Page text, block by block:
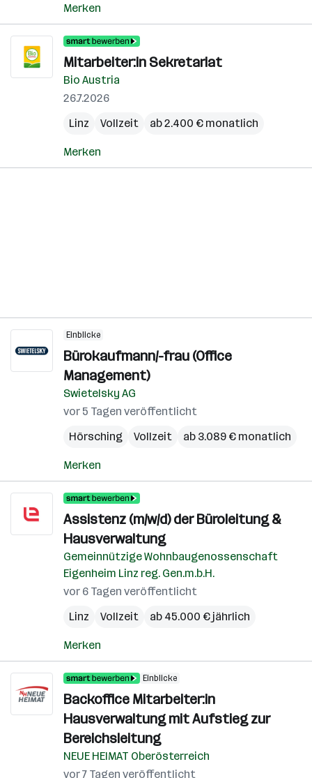
Merken
Mitarbeiter:in Sekretariat
Bio Austria
26.7.2026
Linz
Vollzeit ab 2.400 € monatlich
Merken
Einblicke
Bürokaufmann/-frau (Office
Management)
Swietelsky AG
vor 5 Tagen veröffentlicht
Hörsching
Vollzeit ab 3.089 € monatlich
Merken
Assistenz (m/w/d) der Büroleitung &
Hausverwaltung
Gemeinnützige Wohnbaugenossenschaft
Eigenheim Linz reg. Gen.m.b.H.
vor 6 Tagen veröffentlicht
Linz
Vollzeit ab 45.000 € jährlich
Merken
Einblicke
Backoffice Mitarbeiter:in
Hausverwaltung mit Aufstieg zur
Bereichsleitung
NEUE HEIMAT Oberösterreich
vor 7 Tagen veröffentlicht